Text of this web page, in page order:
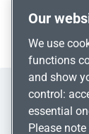
Our
We use
functions
and show
control:
essential
Please